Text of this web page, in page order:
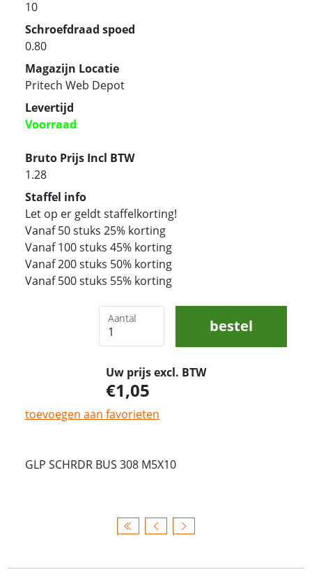
10
Schroefdraad spoed
0.80
Magazijn Locatie
Pritech Web Depot
Levertijd
Voorraad
Bruto Prijs Incl BTW
1.28
Staffel info
Let op er geldt staffelkorting!
Vanaf 50 stuks 25% korting
Vanaf 100 stuks 45% korting
Vanaf 200 stuks 50% korting
Vanaf 500 stuks 55% korting
Aantal bestel
Uw prijs excl. BTW
1,05
toevoegen aan favorieten
GLP SCHRDR BUS 308 M5X10